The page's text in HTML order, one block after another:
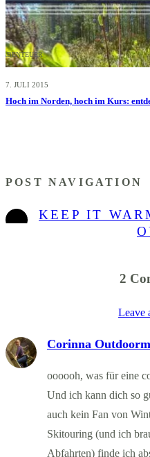
ABENTEUER
7. JULI 2015
Hoch im Norden, hoch im Kurs:
POST NAVIGATION
2
Leave
Corinna
oooooh, was für eine
Und ich kann dich so
auch kein Fan von
Skitouring (und ich
Abfahrten) finde ich